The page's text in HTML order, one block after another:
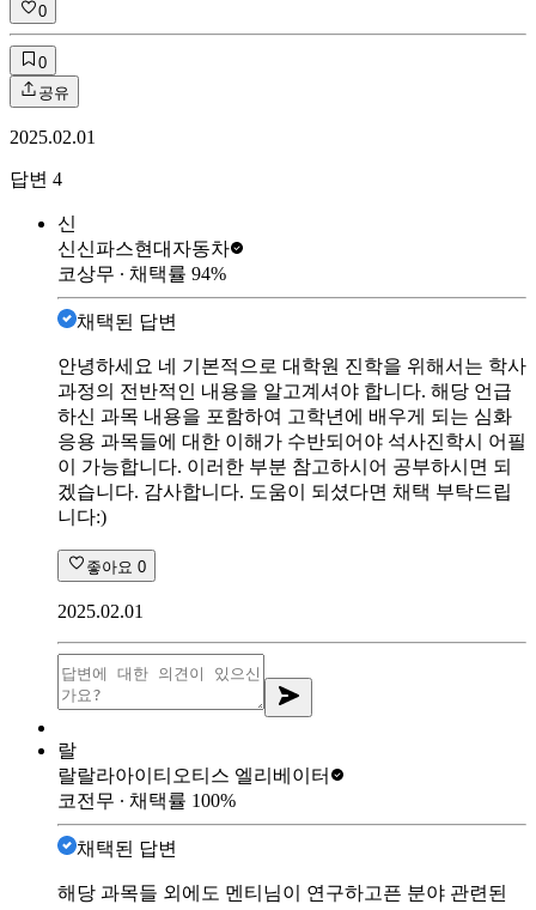
0
0
공유
2025.02.01
답변 4
신
신신파스현대자동차
코상무 ∙ 채택률 94%
채택된 답변
안녕하세요 네 기본적으로 대학원 진학을 위해서는 학사
과정의 전반적인 내용을 알고계셔야 합니다. 해당 언급
하신 과목 내용을 포함하여 고학년에 배우게 되는 심화
응용 과목들에 대한 이해가 수반되어야 석사진학시 어필
이 가능합니다. 이러한 부분 참고하시어 공부하시면 되
겠습니다. 감사합니다. 도움이 되셨다면 채택 부탁드립
니다:)
좋아요 0
2025.02.01
랄
랄랄라아이티 오티스 엘리베이터
코전무 ∙ 채택률 100%
채택된 답변
해당 과목들 외에도 멘티님이 연구하고픈 분야 관련된